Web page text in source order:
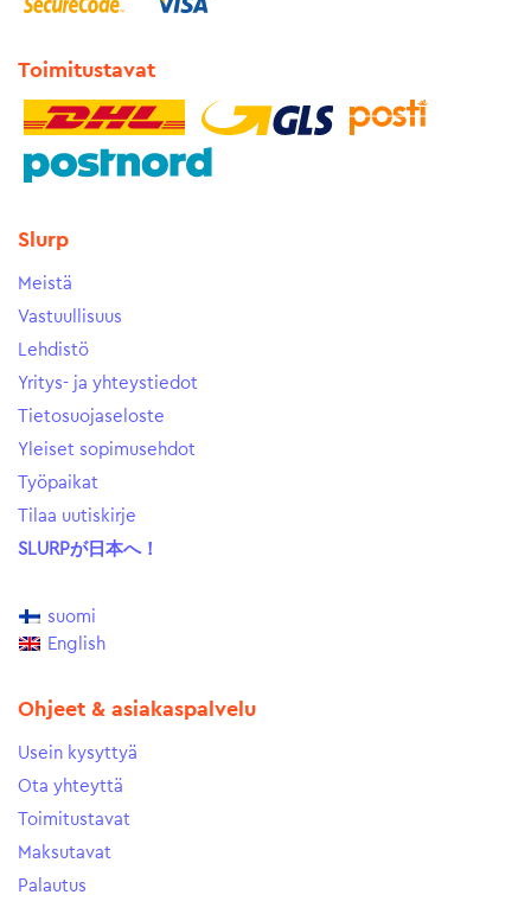
Toimitustavat
Slurp
Meistä
Vastuullisuus
Lehdistö
Yritys- ja yhteystiedot
Tietosuojaseloste
Yleiset sopimusehdot
Työpaikat
Tilaa uutiskirje
SLURPが日本へ！
suomi
English
Ohjeet & asiakaspalvelu
Usein kysyttyä
Ota yhteyttä
Toimitustavat
Maksutavat
Palautus